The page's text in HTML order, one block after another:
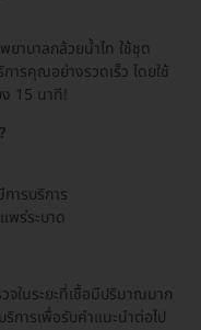
ยาบาลกล้วยน้ำไท ใช้ชุด
ารคุณอย่างรวดเร็ว โดยใช้
ง 15 นาที!
ารบริการ
พร่ระบาด
จในระยะที่เชื้อมีปริมาณมาก
การเพื่อรับคำแนะนำต่อไป